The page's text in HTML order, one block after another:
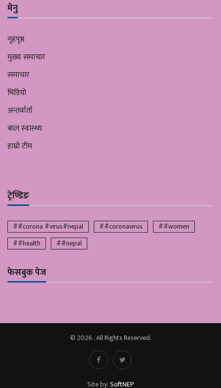
मेनु
गृहपृष्ठ
मुख्य समाचार
समाचार
भिडियो
अन्तर्वार्ता
बाल स्वास्थ्य
हाम्रो टीम
ट्रेण्डिङ
##corona #virus#nepal ##coronavirus
##women
##health
##nepal
फेसबुक पेज
© 2026 . All Rights Reserved.
Site by:SoftNEP